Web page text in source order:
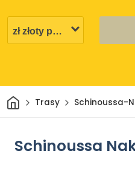
DomTrasy Schinoussa-
Schinoussa